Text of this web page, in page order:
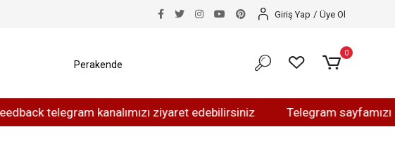
telegram kanalımızı ziyaret edebilirsiniz Telegram sayfamızı
Giriş Yap / Üye Ol
Perakende
0